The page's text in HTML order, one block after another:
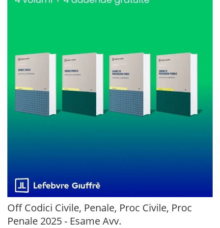
Off Codici Civile, Penale, Proc Civile, Proc
Penale 2025 - Esame Avv.